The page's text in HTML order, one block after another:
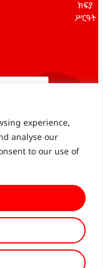
experience,
analyse our
to our use of
ክፍያ
ሥርዓት
የግላዊነት